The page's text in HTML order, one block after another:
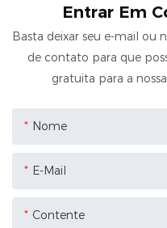
Entrar Em
Basta deixar seu e-mail
de contato para que
gratuita para a
Nome
E-Mail
Contente